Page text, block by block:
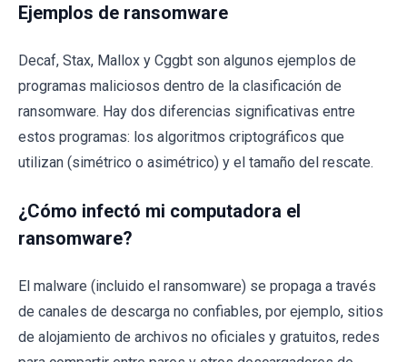
Ejemplos de ransomware
Decaf, Stax, Mallox y Cggbt son algunos ejemplos de
programas maliciosos dentro de la clasificación de
ransomware. Hay dos diferencias significativas entre
estos programas: los algoritmos criptográficos que
utilizan (simétrico o asimétrico) y el tamaño del rescate.
¿Cómo infectó mi computadora el
ransomware?
El malware (incluido el ransomware) se propaga a través
de canales de descarga no confiables, por ejemplo, sitios
de alojamiento de archivos no oficiales y gratuitos, redes